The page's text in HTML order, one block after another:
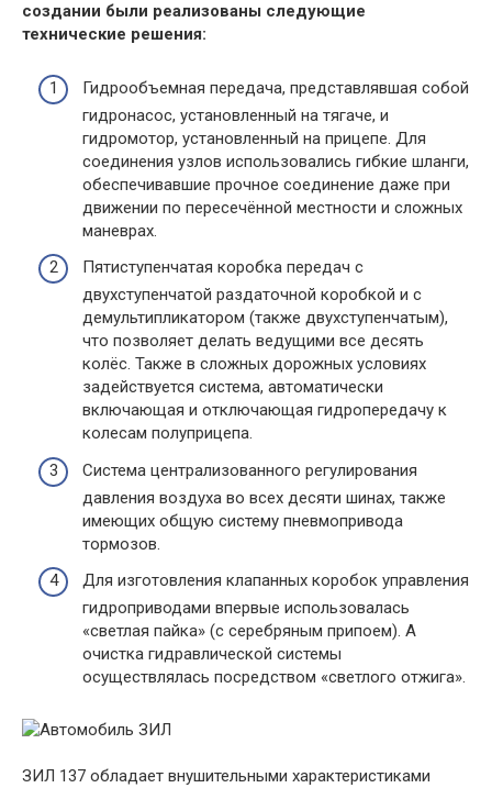
создании были реализованы следующие
технические решения:
Гидрообъемная передача, представлявшая собой
гидронасос, установленный на тягаче, и
гидромотор, установленный на прицепе. Для
соединения узлов использовались гибкие шланги,
обеспечивавшие прочное соединение даже при
движении по пересечённой местности и сложных
маневрах.
Пятиступенчатая коробка передач с
двухступенчатой раздаточной коробкой и с
демультипликатором (также двухступенчатым),
что позволяет делать ведущими все десять
колёс. Также в сложных дорожных условиях
задействуется система, автоматически
включающая и отключающая гидропередачу к
колесам полуприцепа.
Система централизованного регулирования
давления воздуха во всех десяти шинах, также
имеющих общую систему пневмопривода
тормозов.
Для изготовления клапанных коробок управления
гидроприводами впервые использовалась
«светлая пайка» (с серебряным припоем). А
очистка гидравлической системы
осуществлялась посредством «светлого отжига».
ЗИЛ 137 обладает внушительными характеристиками